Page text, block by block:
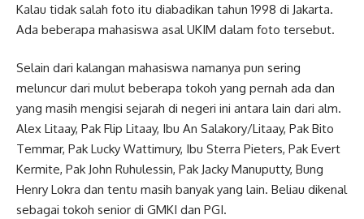
Kalau tidak salah foto itu diabadikan tahun 1998 di Jakarta.
Ada beberapa mahasiswa asal UKIM dalam foto tersebut.
Selain dari kalangan mahasiswa namanya pun sering
meluncur dari mulut beberapa tokoh yang pernah ada dan
yang masih mengisi sejarah di negeri ini antara lain dari alm.
Alex Litaay, Pak Flip Litaay, Ibu An Salakory/Litaay, Pak Bito
Temmar, Pak Lucky Wattimury, Ibu Sterra Pieters, Pak Evert
Kermite, Pak John Ruhulessin, Pak Jacky Manuputty, Bung
Henry Lokra dan tentu masih banyak yang lain. Beliau dikenal
sebagai tokoh senior di GMKI dan PGI.